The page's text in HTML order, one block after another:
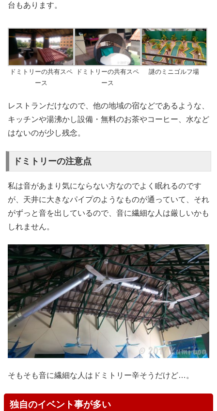
台もあります。
ドミトリーの共有スペ
ース
ドミトリーの共有スペ
ース
謎のミニゴルフ場
レストランだけなので、他の地域の宿などであるような、
キッチンや湯沸かし設備・無料のお茶やコーヒー、水など
はないのが少し残念。
ドミトリーの注意点
私は音があまり気にならない方なのでよく眠れるのです
が、天井に大きなパイプのようなものが通っていて、それ
がずっと音を出しているので、音に繊細な人は厳しいかも
しれません。
そもそも音に繊細な人はドミトリー辛そうだけど…。
独自のイベント事が多い